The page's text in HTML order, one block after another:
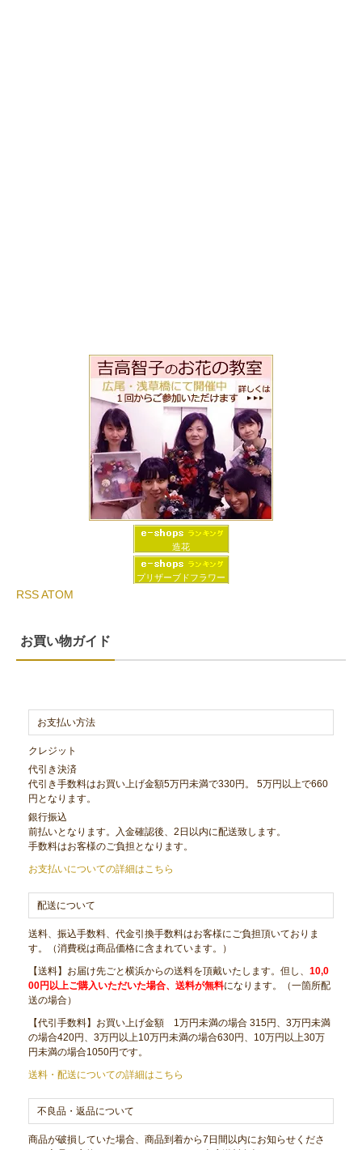
造花
プリザーブドフラワー
RSSATOM
お買い物ガイド
お支払い方法
クレジット
代引き決済
代引き手数料はお買い上げ金額5万円未満で330円。 5万円以上で660
円となります。
銀行振込
前払いとなります。入金確認後、2日以内に配送致します。
手数料はお客様のご負担となります。
お支払いについての詳細はこちら
配送について
送料、振込手数料、代金引換手数料はお客様にご負担頂いておりま
す。（消費税は商品価格に含まれています。）
【送料】お届け先ごと横浜からの送料を頂戴いたします。但し、10,0
00円以上ご購入いただいた場合、送料が無料になります。（一箇所配
送の場合）
【代引手数料】お買い上げ金額 1万円未満の場合 315円、3万円未満
の場合420円、3万円以上10万円未満の場合630円、10万円以上30万
円未満の場合1050円です。
送料・配送についての詳細はこちら
不良品・返品について
商品が破損していた場合、商品到着から7日間以内にお知らせくださ